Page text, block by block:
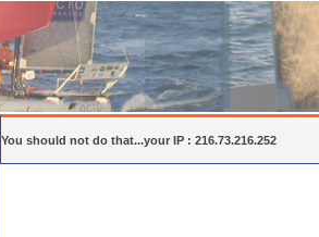
You should not do that...your IP : 216.73.216.252